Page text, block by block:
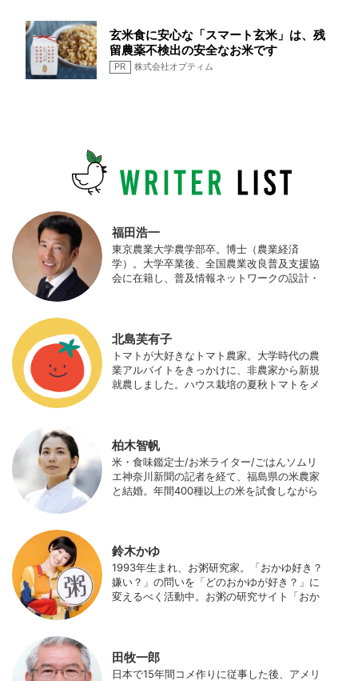
玄米食に安心な「スマート玄米」は、残
留農薬不検出の安全なお米です
PR 株式会社オプティム
福田浩一
東京農業大学農学部卒。博士（農業経済
学）。大学卒業後、全国農業改良普及支援協
会に在籍し、普及情報ネットワークの設計・
の実証試験や農産物輸出などに関わった。主
にスマート農業の実証試験やコンサルなどに
携わっている。 HP：http://www.ijas.co.jp/
北島芙有子
トマトが大好きなトマト農家。大学時代の農
業アルバイトをきっかけに、非農家から新規
就農しました。ハウス栽培の夏秋トマトをメ
柏木智帆
米・食味鑑定士/お米ライター/ごはんソムリ
エ神奈川新聞の記者を経て、福島県の米農家
と結婚。年間400種以上の米を試食しながら
食事やお弁当づくりを通して、食育にも目を
向けている。プロフィール写真 ©杉山晃造
鈴木かゆ
1993年生まれ、お粥研究家。「おかゆ好き？
嫌い？」の問いを「どのおかゆが好き？」に
変えるべく活動中。お粥の研究サイト「おか
田牧一郎
日本で15年間コメ作りに従事した後、アメリ